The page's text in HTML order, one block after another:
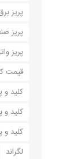
پریز
پریز
پریز
قیمت
کلید و
کلید و
کلید و
لگراند